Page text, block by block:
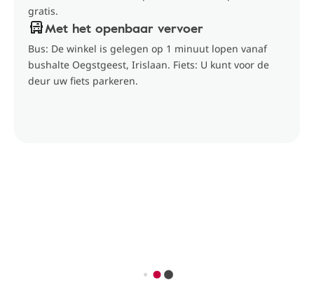
gratis.
Met het openbaar vervoer
Bus: De winkel is gelegen op 1 minuut lopen vanaf
bushalte Oegstgeest, Irislaan. Fiets: U kunt voor de
deur uw fiets parkeren.